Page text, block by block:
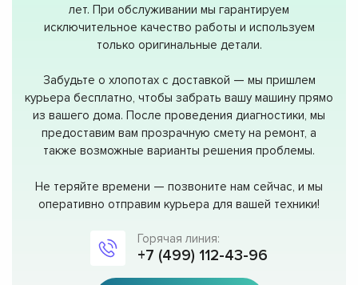
лет. При обслуживании мы гарантируем
исключительное качество работы и используем
только оригинальные детали.
Забудьте о хлопотах с доставкой — мы пришлем
курьера бесплатно, чтобы забрать вашу машину прямо
из вашего дома. После проведения диагностики, мы
предоставим вам прозрачную смету на ремонт, а
также возможные варианты решения проблемы.
Не теряйте времени — позвоните нам сейчас, и мы
оперативно отправим курьера для вашей техники!
Горячая линия:
+7 (499) 112-43-96